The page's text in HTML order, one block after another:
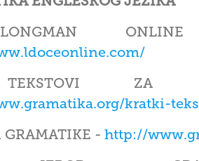
ZA
kratki-
GRAMATIKE - http://